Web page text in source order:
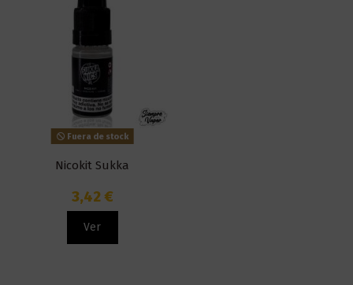
Fuera de stock
Nicokit Sukka
3,42 €
Ver